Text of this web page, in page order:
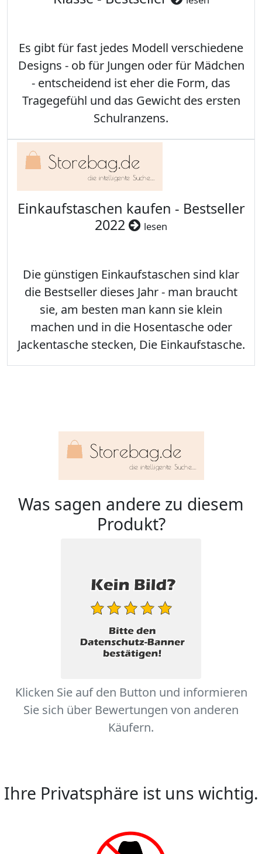
Es gibt für fast jedes Modell verschiedene
Designs - ob für Jungen oder für Mädchen
- entscheidend ist eher die Form, das
Tragegefühl und das Gewicht des ersten
Schulranzens.
Einkaufstaschen kaufen - Bestseller
2022
lesen
Die günstigen Einkaufstaschen sind klar
die Bestseller dieses Jahr - man braucht
sie, am besten man kann sie klein
machen und in die Hosentasche oder
Jackentasche stecken, Die Einkaufstasche.
Was sagen andere zu diesem
Produkt?
Klicken Sie auf den Button und informieren
Sie sich über Bewertungen von anderen
Käufern.
Ihre Privatsphäre ist uns wichtig.